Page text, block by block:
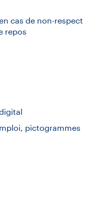
cas de non-respect
repos
pictogrammes